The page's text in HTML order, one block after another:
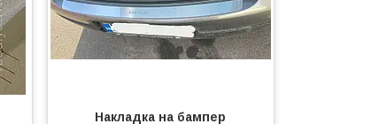
Накладка на бампер